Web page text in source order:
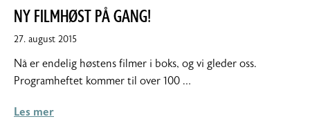
NY FILMHØST PÅ GANG!
27. august 201527.
2015
Nå er endelig høstens filmer i boks, og vi gleder oss.
Programheftet kommer til over 100 …
Les mer